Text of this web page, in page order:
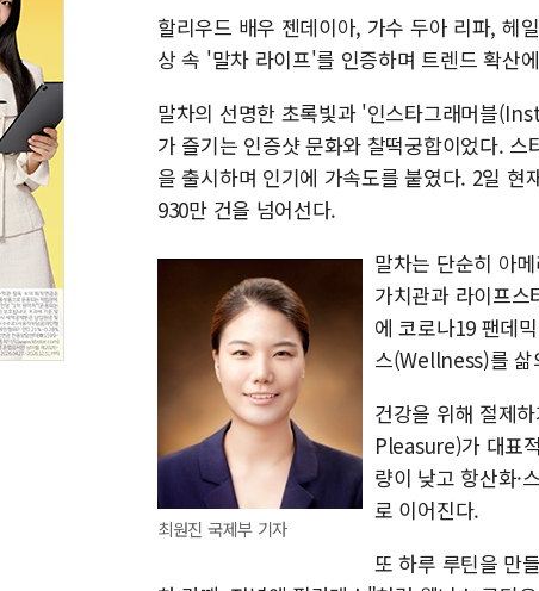
할리우드 배우 젠데이아, 가수 두아 리파, 헤
상 속 '말차 라이프'를 인증하며 트렌드 확산
말차의 선명한 초록빛과 '인스타그래머블
가 즐기는 인증샷 문화와 찰떡궁합이었다.
을 출시하며 인기에 가속도를 붙였다. 2일
930만 건을 넘어선다.
최원진 국제부 기자
말차는 단순히 아
가치관과 라이프
에 코로나19 팬데
스(Wellness)를 삶
건강을 위해 절제
Pleasure)가 대표
량이 낮고 항산화·
로 이어진다.
또 하루 루틴을 만